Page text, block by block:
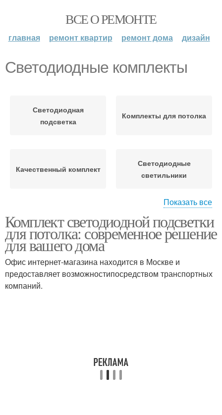
ВСЕ О РЕМОНТЕ
главная ремонт квартир ремонт дома дизайн
Светодиодные комплекты
Светодиодная
подсветка
Комплекты для потолка
Качественный комплект
Светодиодные
светильники
ленту
Светодиодные лампы
Светодиодный
светильник
Светодиодная лампа
Показать все
Комплект светодиодной подсветки
для потолка: современное решение
для вашего дома
Офис интернет-магазина находится в Москве и
предоставляет возможностипосредством транспортных
компаний.